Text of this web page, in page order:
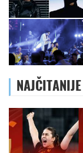
NAJČITANIJE